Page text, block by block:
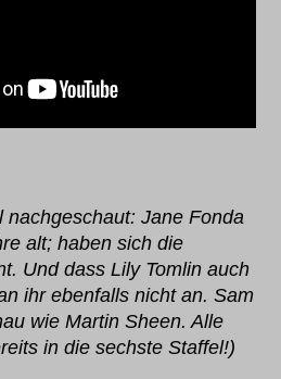
nachgeschaut: Jane Fonda
alt; haben sich die
Und dass Lily Tomlin auch
ihr ebenfalls nicht an. Sam
wie Martin Sheen. Alle
in die sechste Staffel!)